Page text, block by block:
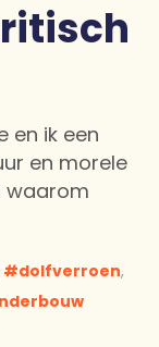
en ik een
en morele
waarom
dolfverroen,